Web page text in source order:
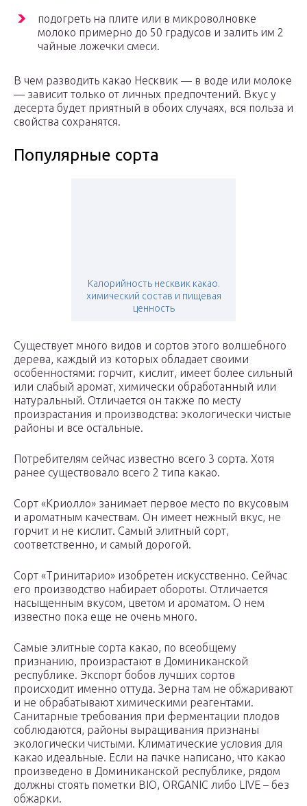
подогреть на плите или в микроволновке
молоко примерно до 50 градусов и залить им 2
чайные ложечки смеси.
В чем разводить какао Несквик — в воде или молоке
— зависит только от личных предпочтений. Вкус у
десерта будет приятный в обоих случаях, вся польза и
свойства сохранятся.
Популярные сорта
Калорийность несквик какао.
химический состав и пищевая
ценность
Существует много видов и сортов этого волшебного
дерева, каждый из которых обладает своими
особенностями: горчит, кислит, имеет более сильный
или слабый аромат, химически обработанный или
натуральный. Отличается он также по месту
произрастания и производства: экологически чистые
районы и все остальные.
Потребителям сейчас известно всего 3 сорта. Хотя
ранее существовало всего 2 типа какао.
Сорт «Криолло» занимает первое место по вкусовым
и ароматным качествам. Он имеет нежный вкус, не
горчит и не кислит. Самый элитный сорт,
соответственно, и самый дорогой.
Сорт «Тринитарио» изобретен искусственно. Сейчас
его производство набирает обороты. Отличается
насыщенным вкусом, цветом и ароматом. О нем
известно пока еще не очень много.
Самые элитные сорта какао, по всеобщему
признанию, произрастают в Доминиканской
республике. Экспорт бобов лучших сортов
происходит именно оттуда. Зерна там не обжаривают
и не обрабатывают химическими реагентами.
Санитарные требования при ферментации плодов
соблюдаются, районы выращивания признаны
экологически чистыми. Климатические условия для
какао идеальные. Если на пачке написано, что какао
произведено в Доминиканской республике, рядом
должны стоять пометки BIO, ORGANIC либо LIVE – без
обжарки.